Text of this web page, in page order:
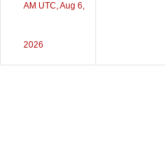
AM UTC, Aug 6,
2026